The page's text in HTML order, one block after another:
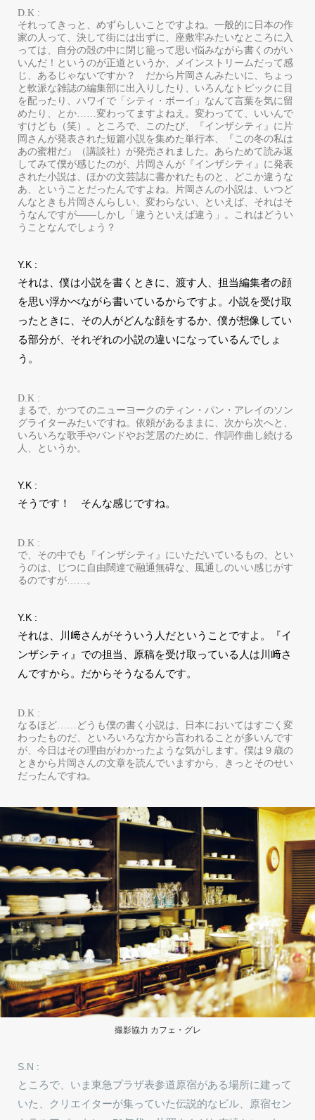
D.K :
それってきっと、めずらしいことですよね。一般的に日本の作
家の人って、決して街には出ずに、座敷牢みたいなところに入
っては、自分の殻の中に閉じ籠って思い悩みながら書くのがい
いんだ！というのが正道というか、メインストリームだって感
じ、あるじゃないですか？ だから片岡さんみたいに、ちょっ
と軟派な雑誌の編集部に出入りしたり、いろんなトピックに目
を配ったり、ハワイで「シティ・ボーイ」なんて言葉を気に留
めたり、とか……変わってますよねえ。変わってて、いいんで
すけども（笑）。ところで、このたび、『インザシティ』に片
岡さんが発表された短篇小説を集めた単行本、『この冬の私は
あの蜜柑だ』（講談社）が発売されました。あらためて読み返
してみて僕が感じたのが、片岡さんが『インザシティ』に発表
された小説は、ほかの文芸誌に書かれたものと、どこか違うな
あ、ということだったんですよね。片岡さんの小説は、いつど
んなときも片岡さんらしい、変わらない、といえば、それはそ
うなんですが――しかし「違うといえば違う」。これはどうい
うことなんでしょう？
Y.K :
それは、僕は小説を書くときに、渡す人、担当編集者の顔
を思い浮かべながら書いているからですよ。小説を受け取
ったときに、その人がどんな顔をするか、僕が想像してい
る部分が、それぞれの小説の違いになっているんでしょ
う。
D.K :
まるで、かつてのニューヨークのティン・パン・アレイのソン
グライターみたいですね。依頼があるままに、次から次へと、
いろいろな歌手やバンドやお芝居のために、作詞作曲し続ける
人、というか。
Y.K :
そうです！ そんな感じですね。
D.K :
で、その中でも『インザシティ』にいただいているもの、とい
うのは、じつに自由闊達で融通無碍な、風通しのいい感じがす
るのですが……。
Y.K :
それは、川﨑さんがそういう人だということですよ。『イ
ンザシティ』での担当、原稿を受け取っている人は川﨑さ
んですから。だからそうなるんです。
D.K :
なるほど……どうも僕の書く小説は、日本においてはすごく変
わったものだ、といろいろな方から言われることが多いんです
が、今日はその理由がわかったような気がします。僕は９歳の
ときから片岡さんの文章を読んでいますから、きっとそのせい
だったんですね。
撮影協力 カフェ・グレ
S.N :
ところで、いま東急プラザ表参道原宿がある場所に建って
いた、クリエイターが集っていた伝説的なビル、原宿セン